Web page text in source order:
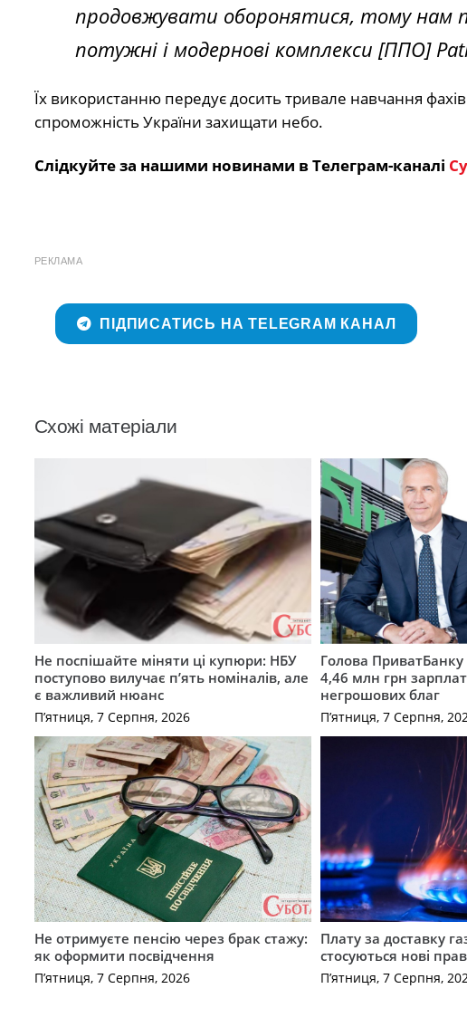
продовжувати оборонятися, тому нам
потужні і модернові комплекси [ППО]
Їх використанню передує досить тривале навчання
спроможність України захищати небо.
Слідкуйте за нашими новинами в Телеграм-каналі
РЕКЛАМА
ПІДПИСАТИСЬ НА TELEGRAM КАНАЛ
Схожі матеріали
Не поспішайте міняти ці купюри: НБУ
поступово вилучає п’ять номіналів, але
є важливий нюанс
П’ятниця, 7 Серпня, 2026
Голова
4,46 млн грн
негрошових благ
П’ятниця, 7 Серпня,
Не отримуєте пенсію через брак стажу:
як оформити посвідчення
П’ятниця, 7 Серпня, 2026
Плату за доставку
стосуються нові
П’ятниця, 7 Серпня,